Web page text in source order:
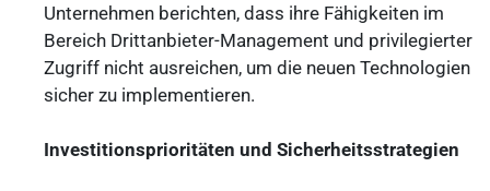
Unternehmen berichten, dass ihre Fähigkeiten im
Bereich Drittanbieter-Management und privilegierter
Zugriff nicht ausreichen, um die neuen Technologien
sicher zu implementieren.
Investitionsprioritäten und Sicherheitsstrategien